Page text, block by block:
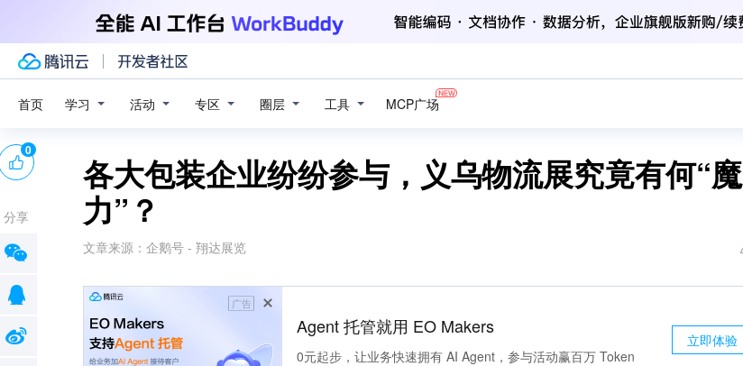
首页 学习 活动 专区 圈层 工具 MCP广场
各大包装企业纷纷参与，义乌物流展究竟有何“魔
力”？
文章来源： 企鹅号 - 翔达展览
广告
Agent 托管就用 EO Makers
0元起步，让业务快速拥有 AI Agent，参与活动赢百万 Token
立即体验
0
分享